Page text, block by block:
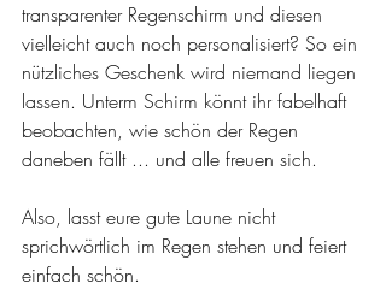
transparenter Regenschirm und diesen
vielleicht auch noch personalisiert? So ein
nützliches Geschenk wird niemand liegen
lassen. Unterm Schirm könnt ihr fabelhaft
beobachten, wie schön der Regen
daneben fällt ... und alle freuen sich.
Also, lasst eure gute Laune nicht
sprichwörtlich im Regen stehen und feiert
einfach schön.